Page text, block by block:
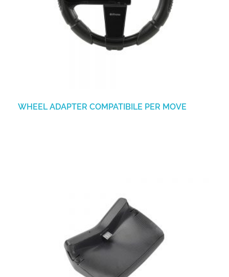
WHEEL ADAPTER COMPATIBILE PER MOVE